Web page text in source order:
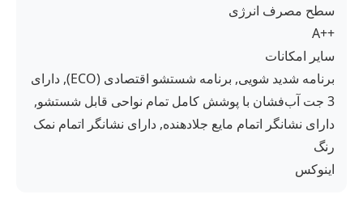
سطح مصرف انرژی
A++‎
سایر امکانات
برنامه شدید شویی, برنامه شستشو اقتصادی (ECO), دارای
3 جت آب‌فشان با پوشش کامل تمام نواحی قابل شستشو,
دارای نشانگر اتمام مایع جلادهنده, دارای نشانگر اتمام نمک
رنگ
اینوکس